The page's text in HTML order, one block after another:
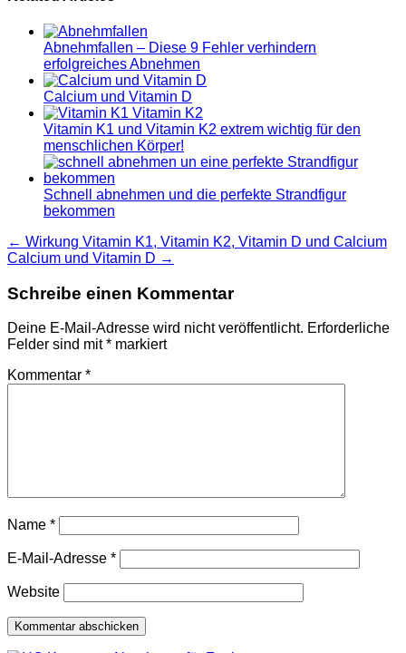
Abnehmfallen – Diese 9 Fehler verhindern
erfolgreiches Abnehmen
Calcium und Vitamin D
Vitamin K1 und Vitamin K2 extrem wichtig für den
menschlichen Körper!
Schnell abnehmen und die perfekte Strandfigur
bekommen
Beitragsnavigation
← Wirkung Vitamin K1, Vitamin K2, Vitamin D und Calcium
Calcium und Vitamin D →
Schreibe einen Kommentar
Deine E-Mail-Adresse wird nicht veröffentlicht. Erforderliche
Felder sind mit* markiert
Kommentar *
Name *
E-Mail-Adresse *
Website